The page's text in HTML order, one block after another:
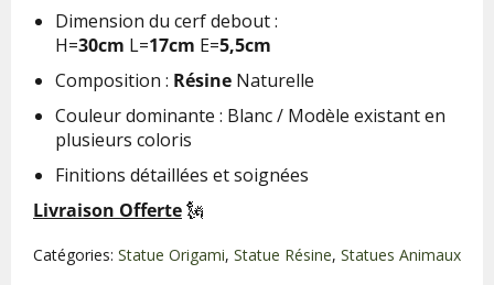
Dimension du cerf debout :
H=30cm L=17cm E=5,5cm
Composition : Résine Naturelle
Couleur dominante : Blanc / Modèle existant en
plusieurs coloris
Finitions détaillées et soignées
Livraison Offerte🗽
Catégories: Statue Origami, Statue Résine, Statues Animaux